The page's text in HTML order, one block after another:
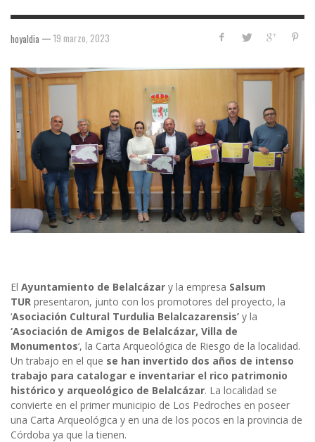
hoyaldia — 19 marzo, 2023
El Ayuntamiento de Belalcázar y la empresa Salsum
TUR presentaron, junto con los promotores del proyecto, la
‘Asociación Cultural Turdulia Belalcazarensis’ y la
‘Asociación de Amigos de Belalcázar, Villa de
Monumentos‘, la Carta Arqueológica de Riesgo de la localidad.
Un trabajo en el que se han invertido dos años de intenso
trabajo para catalogar e inventariar el rico patrimonio
histórico y arqueológico de Belalcázar. La localidad se
convierte en el primer municipio de Los Pedroches en poseer
una Carta Arqueológica y en una de los pocos en la provincia de
Córdoba ya que la tienen.